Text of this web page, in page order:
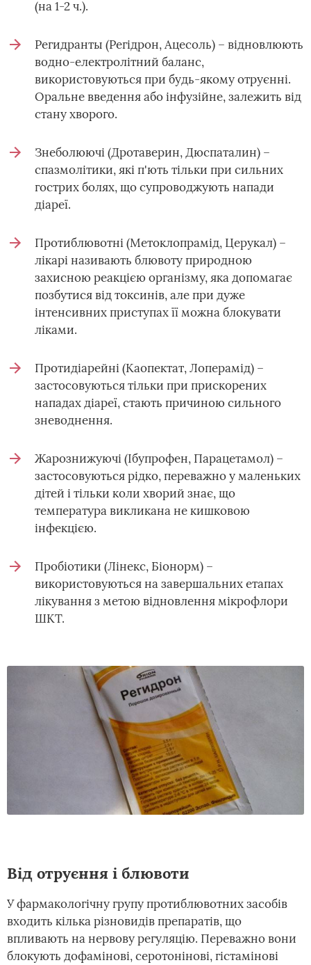
(на 1-2 ч.).
Регидранты (Регідрон, Ацесоль) – відновлюють
водно-електролітний баланс,
використовуються при будь-якому отруєнні.
Оральне введення або інфузійне, залежить від
стану хворого.
Знеболюючі (Дротаверин, Дюспаталин) –
спазмолітики, які п'ють тільки при сильних
гострих болях, що супроводжують напади
діареї.
Протиблювотні (Метоклопрамід, Церукал) –
лікарі називають блювоту природною
захисною реакцією організму, яка допомагає
позбутися від токсинів, але при дуже
інтенсивних приступах її можна блокувати
ліками.
Протидіарейні (Каопектат, Лоперамід) –
застосовуються тільки при прискорених
нападах діареї, стають причиною сильного
зневоднення.
Жарознижуючі (Ібупрофен, Парацетамол) –
застосовуються рідко, переважно у маленьких
дітей і тільки коли хворий знає, що
температура викликана не кишковою
інфекцією.
Пробіотики (Лінекс, Біонорм) –
використовуються на завершальних етапах
лікування з метою відновлення мікрофлори
ШКТ.
Від отруєння і блювоти
У фармакологічну групу протиблювотних засобів
входить кілька різновидів препаратів, що
впливають на нервову регуляцію. Переважно вони
блокують дофамінові, серотонінові, гістамінові